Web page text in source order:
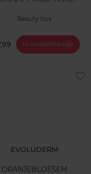
Beauty box
In winkelmandje
EVOLUDERM
ORANJEBLOESEM